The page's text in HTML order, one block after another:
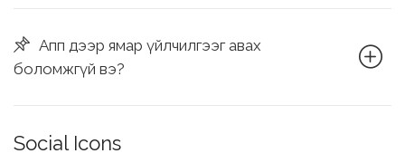
Апп дээр ямар үйлчилгээг авах
боломжгүй вэ?
Social Icons